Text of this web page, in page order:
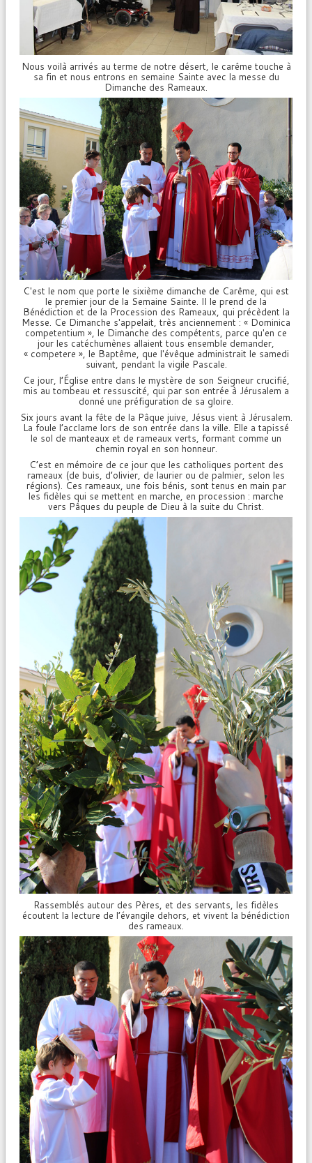
Nous voilà arrivés au terme de notre désert, le carême touche à
sa fin et nous entrons en semaine Sainte avec la messe du
Dimanche des Rameaux.
C'est le nom que porte le sixième dimanche de Carême, qui est
le premier jour de la Semaine Sainte. Il le prend de la
Bénédiction et de la Procession des Rameaux, qui précèdent la
Messe. Ce Dimanche s'appelait, très anciennement : « Dominica
competentium », le Dimanche des compétents, parce qu'en ce
jour les catéchumènes allaient tous ensemble demander,
« competere », le Baptême, que l'évêque administrait le samedi
suivant, pendant la vigile Pascale.
Ce jour, l’Église entre dans le mystère de son Seigneur crucifié,
mis au tombeau et ressuscité, qui par son entrée à Jérusalem a
donné une préfiguration de sa gloire.
Six jours avant la fête de la Pâque juive, Jésus vient à Jérusalem.
La foule l’acclame lors de son entrée dans la ville. Elle a tapissé
le sol de manteaux et de rameaux verts, formant comme un
chemin royal en son honneur.
C’est en mémoire de ce jour que les catholiques portent des
rameaux (de buis, d’olivier, de laurier ou de palmier, selon les
régions). Ces rameaux, une fois bénis, sont tenus en main par
les fidèles qui se mettent en marche, en procession : marche
vers Pâques du peuple de Dieu à la suite du Christ.
Rassemblés autour des Pères, et des servants, les fidèles
écoutent la lecture de l’évangile dehors, et vivent la bénédiction
des rameaux.